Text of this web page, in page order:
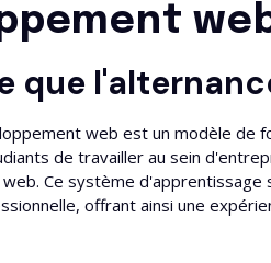
que
web est un modèle de
de travailler au sein
Ce système
offrant ainsi une